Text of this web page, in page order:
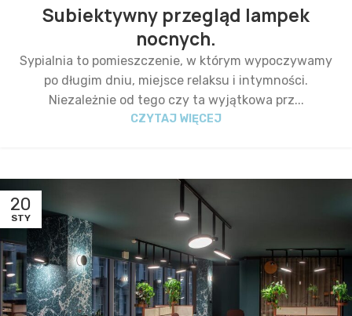
Subiektywny przegląd lampek
nocnych.
Sypialnia to pomieszczenie, w którym wypoczywamy
po długim dniu, miejsce relaksu i intymności.
Niezależnie od tego czy ta wyjątkowa prz...
CZYTAJ WIĘCEJ
20
STY